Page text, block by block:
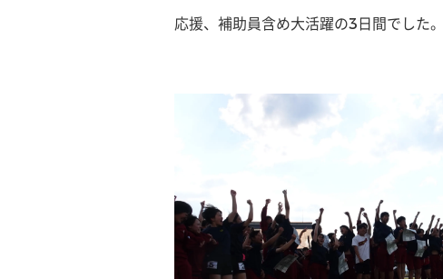
応援、補助員含め大活躍の3日間でした